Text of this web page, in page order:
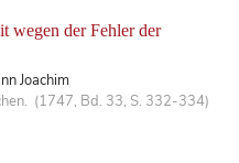
wegen der Fehler der
Joachim
(1747, Bd. 33, S. 332-334)